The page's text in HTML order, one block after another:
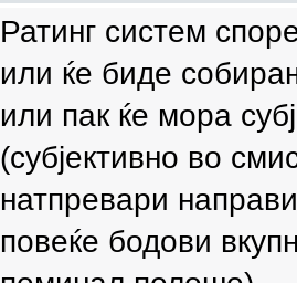
Ратинг систем
или ќе биде
или пак ќе мора
(субјективно во
натпревари
повеќе бодови